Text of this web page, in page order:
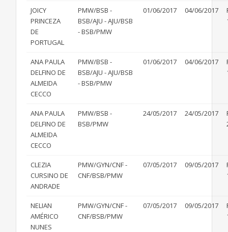
JOICY
PRINCEZA
DE
PORTUGAL
PMW/BSB -
BSB/AJU - AJU/BSB
- BSB/PMW
01/06/2017 04/06/2017
ANA PAULA
DELFINO DE
ALMEIDA
CECCO
PMW/BSB -
BSB/AJU - AJU/BSB
- BSB/PMW
01/06/2017 04/06/2017
ANA PAULA
DELFINO DE
ALMEIDA
CECCO
PMW/BSB -
BSB/PMW
24/05/2017 24/05/2017
CLEZIA
CURSINO DE
ANDRADE
PMW/GYN/CNF -
CNF/BSB/PMW
07/05/2017 09/05/2017
NELIAN
AMÉRICO
NUNES
PMW/GYN/CNF -
CNF/BSB/PMW
07/05/2017 09/05/2017